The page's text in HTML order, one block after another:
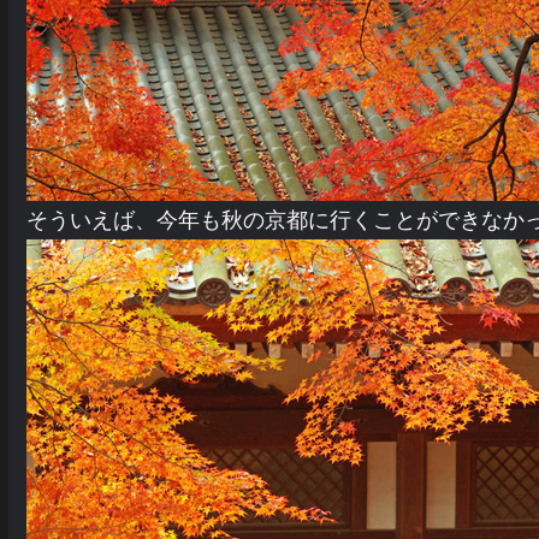
そういえば、今年も秋の京都に行くことができなか